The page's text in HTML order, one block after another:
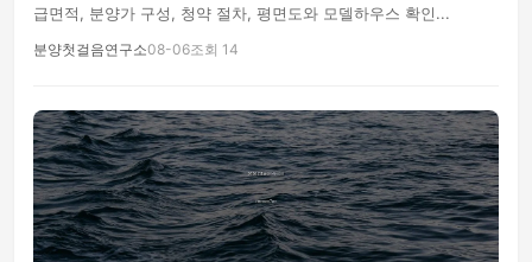
급면적, 분양가 구성, 청약 절차, 평면도와 모델하우스 확인...
분양첫걸음연구소08-06조회 14